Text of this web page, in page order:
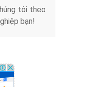
tôi theo
bạn!